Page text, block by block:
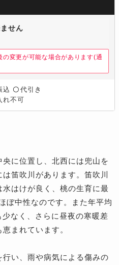
せん
変更が可能な場合があります(通
込 〇 代引き
れ不可
に位置し、北西には兜山を
笛吹川があります。笛吹川
はけが良く、桃の生育に最
ぼ中性なのです。また年平均
なく、さらに昼夜の寒暖差
まれています。
い、雨や病気による傷みの